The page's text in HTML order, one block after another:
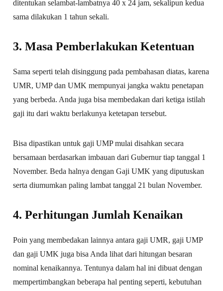
ditentukan selambat-lambatnya 40 x 24 jam, sekalipun kedua
sama dilakukan 1 tahun sekali.
3. Masa Pemberlakukan Ketentuan
Sama seperti telah disinggung pada pembahasan diatas, karena
UMR, UMP dan UMK mempunyai jangka waktu penetapan
yang berbeda. Anda juga bisa membedakan dari ketiga istilah
gaji itu dari waktu berlakunya ketetapan tersebut.
Bisa dipastikan untuk gaji UMP mulai disahkan secara
bersamaan berdasarkan imbauan dari Gubernur tiap tanggal 1
November. Beda halnya dengan Gaji UMK yang diputuskan
serta diumumkan paling lambat tanggal 21 bulan November.
4. Perhitungan Jumlah Kenaikan
Poin yang membedakan lainnya antara gaji UMR, gaji UMP
dan gaji UMK juga bisa Anda lihat dari hitungan besaran
nominal kenaikannya. Tentunya dalam hal ini dibuat dengan
mempertimbangkan beberapa hal penting seperti, kebutuhan